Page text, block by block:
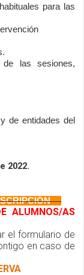
para las
de las sesiones,
de entidades del
2022.
ALUMNOS/AS
el formulario de
en caso de